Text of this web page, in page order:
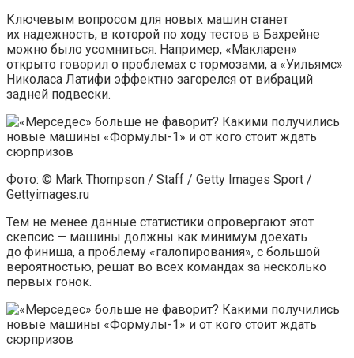
Ключевым вопросом для новых машин станет
их надежность, в которой по ходу тестов в Бахрейне
можно было усомниться. Например, «Макларен»
открыто говорил о проблемах с тормозами, а «Уильямс»
Николаса Латифи эффектно загорелся от вибраций
задней подвески.
Фото: © Mark Thompson / Staff / Getty Images Sport /
Gettyimages.ru
Тем не менее данные статистики опровергают этот
скепсис — машины должны как минимум доехать
до финиша, а проблему «галопирования», с большой
вероятностью, решат во всех командах за несколько
первых гонок.